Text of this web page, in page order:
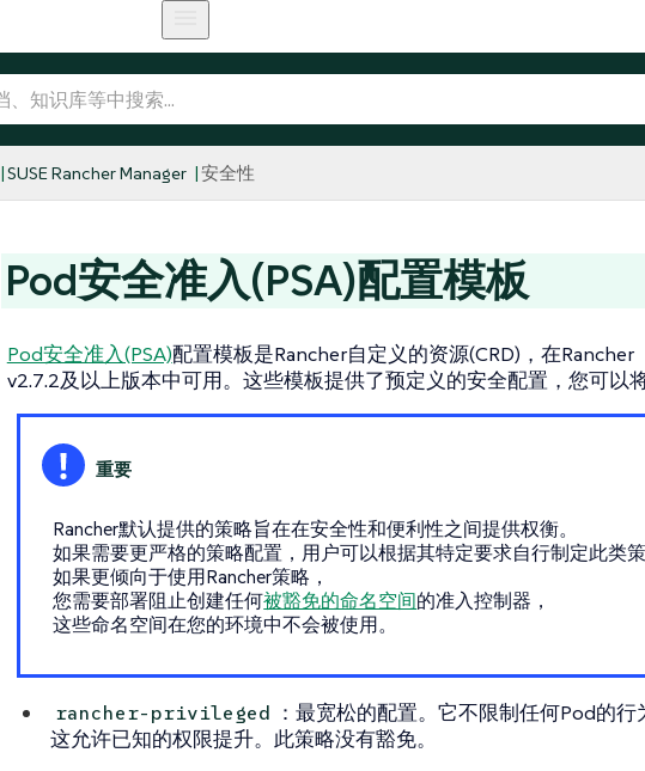
SUSE Rancher Manager 安全性
Pod安全准入(PSA)配置模板
Pod安全准入(PSA)配置模板是Rancher自定义的资源(CRD)，在Rancher
v2.7.2及以上版本中可用。这些模板提供了预定义的安全配置，您可以
Rancher默认提供的策略旨在在安全性和便利性之间提供权衡。
如果需要更严格的策略配置，用户可以根据其特定要求自行制定此类
如果更倾向于使用Rancher策略，
您需要部署阻止创建任何被豁免的命名空间的准入控制器，
这些命名空间在您的环境中不会被使用。
rancher-privileged ：最宽松的配置。它不限制任何Pod的行
这允许已知的权限提升。此策略没有豁免。